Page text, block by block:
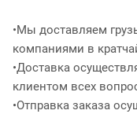
•Мы доставляем
компаниями в
•Доставка
клиентом всех
•Отправка заказа